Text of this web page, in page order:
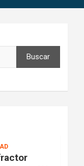
Buscar